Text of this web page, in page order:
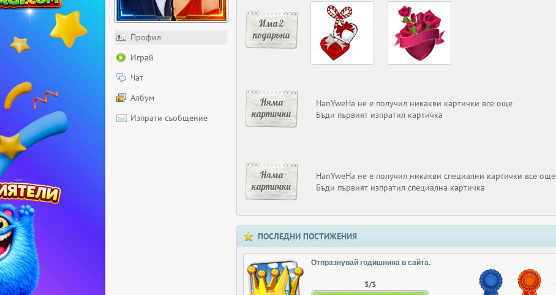
Профил
Играй
Чат
Албум
Изпрати съобщение
Има 2
подаръка
Няма
картички
HanYweHa не е получил никакви картички все още
Бъди първият изпратил картичка
Няма
картички
HanYweHa не е получил никакви специални картички все още
Бъди първият изпратил специална картичка
ПОСЛЕДНИ ПОСТИЖЕНИЯ
Отпразнувай годишнина в сайта.
3/3